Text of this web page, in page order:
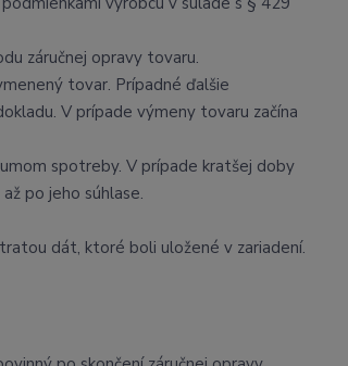
záručnej opravy tovaru.
tovar. Prípadné ďalšie
V prípade výmeny tovaru začína
spotreby. V prípade kratšej doby
po jeho súhlase.
dát, ktoré boli uložené v zariadení.